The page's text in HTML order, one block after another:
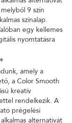
9 szín
színalap.
egy kellemes
nyomtatásra
amely a
a Color Smooth
kreatív
rendelkezik. A
prégelési
alternatívát